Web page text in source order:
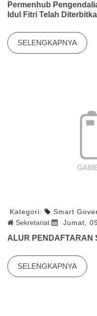
Permenhub
Idul Fitri Telah
SELENGKAPNYA
Kategori:
Smart
Sekretariat
Jumat,
ALUR PENDAFTARAN
SELENGKAPNYA